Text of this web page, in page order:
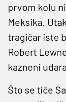
prvom kolu
Meksika.
tragičar iste
Robert
kazneni
Što se tiče